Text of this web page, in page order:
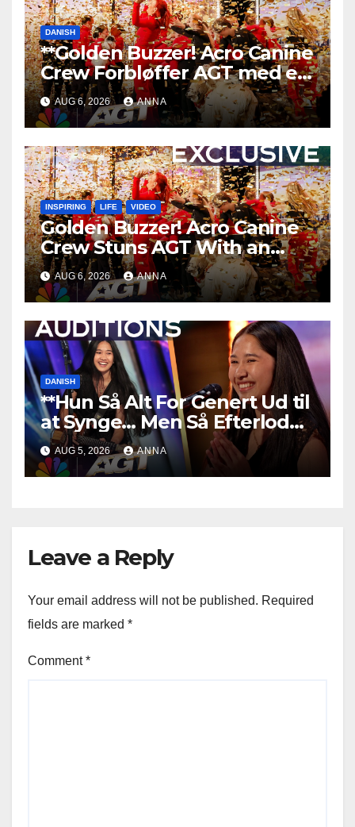
DANISH
**Golden Buzzer! Acro Canine
Crew Forbløffer AGT med en
Uforglemmelig Optræden
**
AUG 6, 2026 ANNA
INSPIRING LIFE VIDEO
Golden Buzzer! Acro Canine
Crew Stuns AGT With an
Unforgettable Performance
…
AUG 6, 2026 ANNA
DANISH
**Hun Så Alt For Genert Ud til
at Synge… Men Så Efterlod
Hun Alle Målløse!
**
AUG 5, 2026 ANNA
Leave a Reply
Your email address will not be published. Required
fields are marked *
Comment*